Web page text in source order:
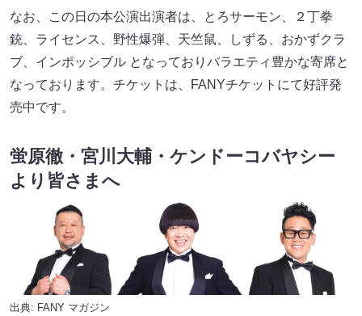
なお、この日の本公演出演者は、とろサーモン、２丁拳
銃、ライセンス、野性爆弾、天竺鼠、しずる、おかずクラ
ブ、インポッシブル となっておりバラエティ豊かな寄席と
なっております。チケットは、FANYチケットにて好評発
売中です。
蛍原徹・宮川大輔・ケンドーコバヤシー
より皆さまへ
出典: FANY マガジン